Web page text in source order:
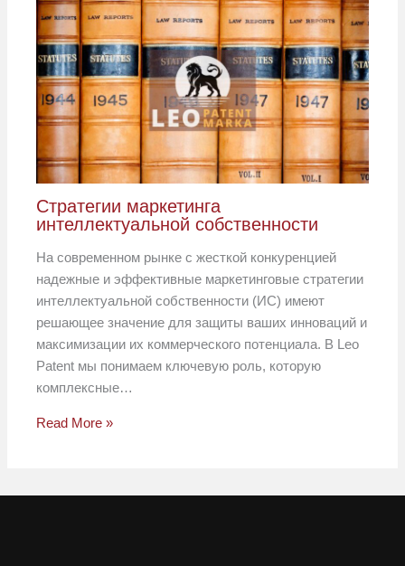
Стратегии маркетинга
интеллектуальной собственности
На современном рынке с жесткой конкуренцией
надежные и эффективные маркетинговые стратегии
интеллектуальной собственности (ИС) имеют
решающее значение для защиты ваших инноваций и
максимизации их коммерческого потенциала. В Leo
Patent мы понимаем ключевую роль, которую
комплексные…
Read More »